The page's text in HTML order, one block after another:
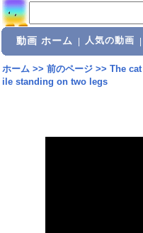
動画 ホーム 人気の動画
ホーム>> 前のページ>> The
ile standing on two legs